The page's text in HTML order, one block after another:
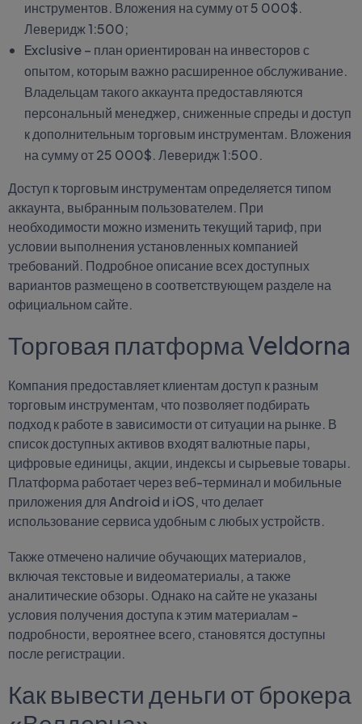
инструментов. Вложения на сумму от 5 000$.
Леверидж 1:500;
Exclusive – план ориентирован на инвесторов с
опытом, которым важно расширенное обслуживание.
Владельцам такого аккаунта предоставляются
персональный менеджер, сниженные спреды и доступ
к дополнительным торговым инструментам. Вложения
на сумму от 25 000$. Леверидж 1:500.
Доступ к торговым инструментам определяется типом
аккаунта, выбранным пользователем. При
необходимости можно изменить текущий тариф, при
условии выполнения установленных компанией
требований. Подробное описание всех доступных
вариантов размещено в соответствующем разделе на
официальном сайте.
Торговая платформа Veldorna
Компания предоставляет клиентам доступ к разным
торговым инструментам, что позволяет подбирать
подход к работе в зависимости от ситуации на рынке. В
список доступных активов входят валютные пары,
цифровые единицы, акции, индексы и сырьевые товары.
Платформа работает через веб-терминал и мобильные
приложения для Android и iOS, что делает
использование сервиса удобным с любых устройств.
Также отмечено наличие обучающих материалов,
включая текстовые и видеоматериалы, а также
аналитические обзоры. Однако на сайте не указаны
условия получения доступа к этим материалам -
подробности, вероятнее всего, становятся доступны
после регистрации.
Как вывести деньги от брокера